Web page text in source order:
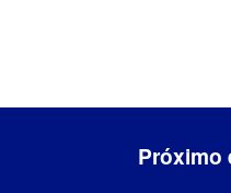
Próximo